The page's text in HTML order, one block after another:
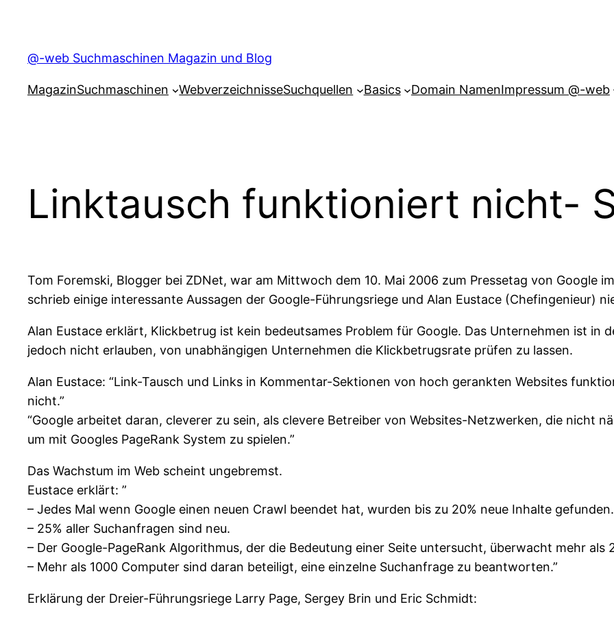
content
@-web Suchmaschinen Magazin und Blog
MagazinSuchmaschinen WebverzeichnisseSuchquellen Basics Domain NamenImpressum @-web
Linktausch funktioniert nicht-
Tom Foremski, Blogger bei ZDNet, war am Mittwoch dem 10. Mai 2006 zum Pressetag von Google
schrieb einige interessante Aussagen der Google-Führungsriege und Alan Eustace (Chefingenieur)
Alan Eustace erklärt, Klickbetrug ist kein bedeutsames Problem für Google. Das Unternehmen ist in
jedoch nicht erlauben, von unabhängigen Unternehmen die Klickbetrugsrate prüfen zu lassen.
Alan Eustace: “Link-Tausch und Links in Kommentar-Sektionen von hoch gerankten Websites
nicht.”
“Google arbeitet daran, cleverer zu sein, als clevere Betreiber von Websites-Netzwerken, die nicht
um mit Googles PageRank System zu spielen.”
Das Wachstum im Web scheint ungebremst.
Eustace erklärt: ”
– Jedes Mal wenn Google einen neuen Crawl beendet hat, wurden bis zu 20% neue Inhalte gefunden.
– 25% aller Suchanfragen sind neu.
– Der Google-PageRank Algorithmus, der die Bedeutung einer Seite untersucht, überwacht mehr als
– Mehr als 1000 Computer sind daran beteiligt, eine einzelne Suchanfrage zu beantworten.”
Erklärung der Dreier-Führungsriege Larry Page, Sergey Brin und Eric Schmidt: